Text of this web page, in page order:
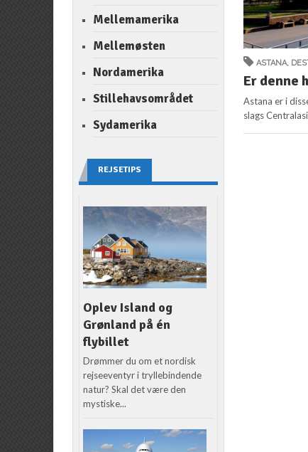
ASTANA,
Er denne
Astana er i
slags
Mellemamerika
Mellemøsten
Nordamerika
Stillehavsområdet
Sydamerika
REJSETIPS
Oplev Island og
Grønland på én
flybillet
Drømmer du om et nordisk
rejseeventyr i tryllebindende
natur? Skal det være den
mystiske...